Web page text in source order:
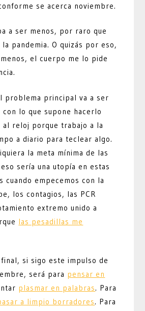
se acerca noviembre.
a ser menos, por raro que
pandemia. O quizás por eso,
el cuerpo me lo pide
problema principal va a ser
con lo que supone hacerlo
al reloj porque trabajo a la
a diario para teclear algo.
la meta mínima de las
sería una utopía en estas
cuando empecemos con la
los contagios, las PCR
extremo unido a
las pesadillas me
si sigo este impulso de
será para pensar en
plasmar en palabras. Para
a limpio borradores. Para